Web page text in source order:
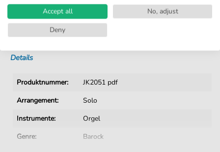
Kein Abo. Fairer Einzelkauf.
Sofortiger Download nach Kauf
Details
Produktnummer:
JK2051 pdf
Arrangement:
Solo
Instrumente:
Orgel
Genre:
Barock
Accept all
No, adjust
Deny